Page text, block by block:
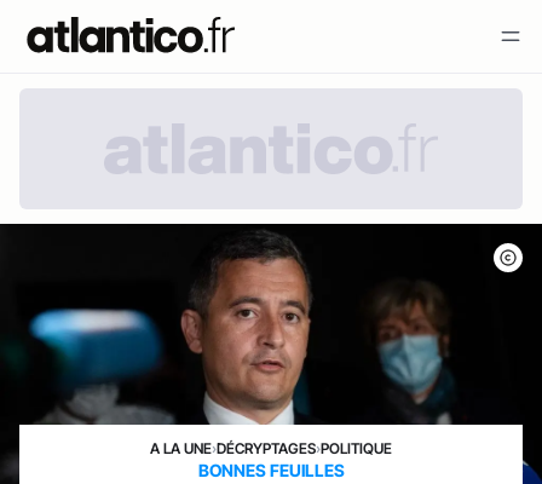
A LA UNE›DÉCRYPTAGES›POLITIQUE
BONNES FEUILLES